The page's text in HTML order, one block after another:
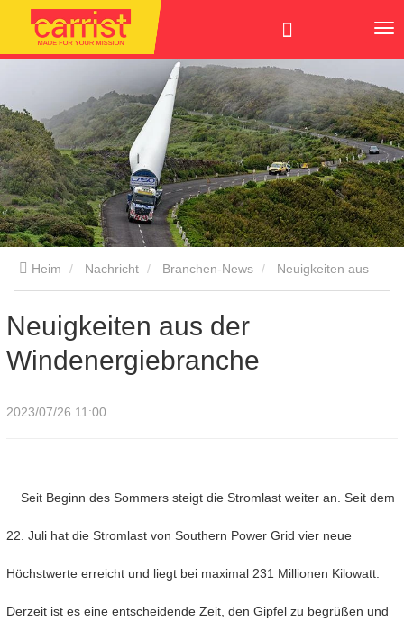
Heim Nachricht Branchen-News
Neuigkeiten aus der
Windenergiebranche
2023/07/26 11:00
Seit Beginn des Sommers steigt die Stromlast weiter an. Seit dem
22. Juli hat die Stromlast von Southern Power Grid vier neue
Höchstwerte erreicht und liegt bei maximal 231 Millionen Kilowatt.
Derzeit ist es eine entscheidende Zeit, den Gipfel zu begrüßen und